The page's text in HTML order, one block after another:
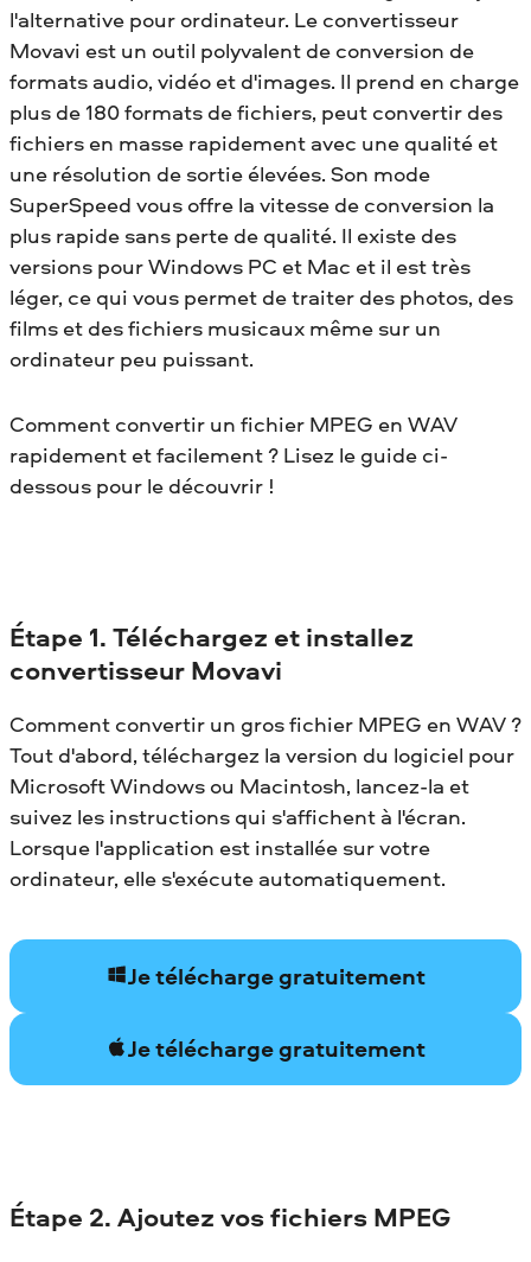
l'alternative pour ordinateur. Le convertisseur
Movavi est un outil polyvalent de conversion de
formats audio, vidéo et d'images. Il prend en charge
plus de 180 formats de fichiers, peut convertir des
fichiers en masse rapidement avec une qualité et
une résolution de sortie élevées. Son mode
SuperSpeed vous offre la vitesse de conversion la
plus rapide sans perte de qualité. Il existe des
versions pour Windows PC et Mac et il est très
léger, ce qui vous permet de traiter des photos, des
films et des fichiers musicaux même sur un
ordinateur peu puissant.
Comment convertir un fichier MPEG en WAV
rapidement et facilement ? Lisez le guide ci-
dessous pour le découvrir !
Étape 1. Téléchargez et installez
convertisseur Movavi
Comment convertir un gros fichier MPEG en WAV ?
Tout d'abord, téléchargez la version du logiciel pour
Microsoft Windows ou Macintosh, lancez-la et
suivez les instructions qui s'affichent à l'écran.
Lorsque l'application est installée sur votre
ordinateur, elle s'exécute automatiquement.
Je télécharge gratuitement
Je télécharge gratuitement
Étape 2. Ajoutez vos fichiers MPEG